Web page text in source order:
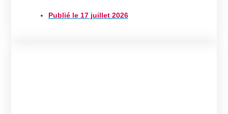
Publié le17 juillet 2026